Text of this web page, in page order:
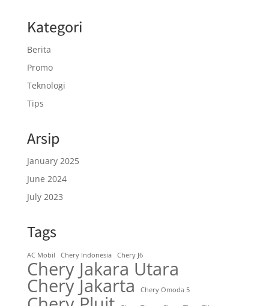
Kategori
Berita
Promo
Teknologi
Tips
Arsip
January 2025
June 2024
July 2023
Tags
AC Mobil Chery Indonesia Chery J6
Chery Jakara Utara
Chery Jakarta Chery Omoda 5